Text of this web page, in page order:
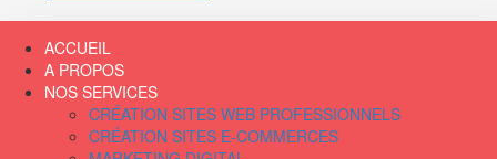
ACCUEIL
A PROPOS
NOS SERVICES
CRÉATION SITES WEB PROFESSIONNELS
CRÉATION SITES E-COMMERCES